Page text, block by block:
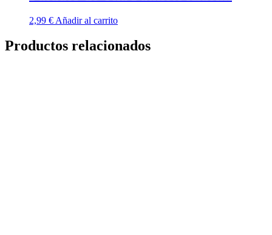
2,99 € Añadir al carrito
Productos relacionados